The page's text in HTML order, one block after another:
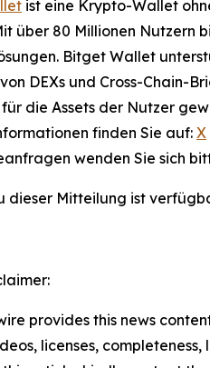
ist eine Krypto-Wallet
über 80 Millionen Nutzern
Bitget Wallet
DEXs und Cross-Chain-
die Assets der Nutzer
finden Sie auf: X
wenden Sie sich
dieser Mitteilung ist
provides this news
licenses,